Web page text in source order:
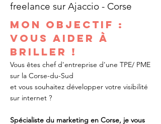
freelance sur Ajaccio - Corse
Mon objectif :
Vous ai der à
briller !
Vous êtes chef d'entreprise d'une TPE/ PME
sur la Corse-du-Sud
et vous souhaitez développer votre visibilité
sur internet ?​
Spécialiste du marketing en Corse, je vous